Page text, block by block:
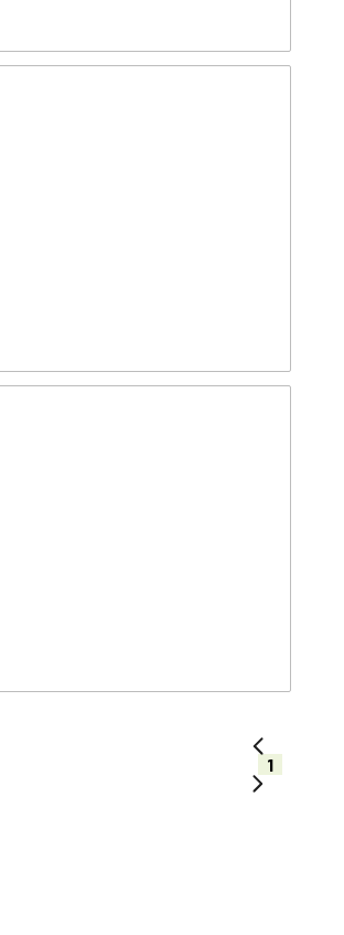
1